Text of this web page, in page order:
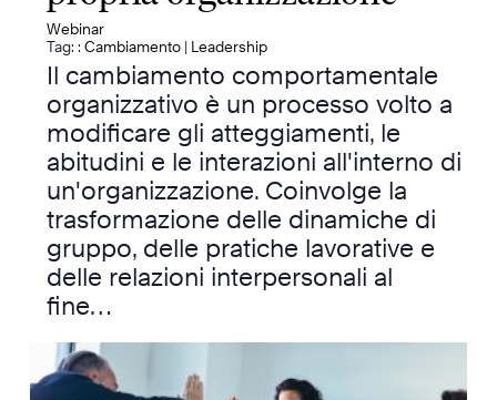
Webinar
Tag: : Cambiamento | Leadership
Il cambiamento comportamentale
organizzativo è un processo volto a
modificare gli atteggiamenti, le
abitudini e le interazioni all'interno di
un'organizzazione. Coinvolge la
trasformazione delle dinamiche di
gruppo, delle pratiche lavorative e
delle relazioni interpersonali al
fine…